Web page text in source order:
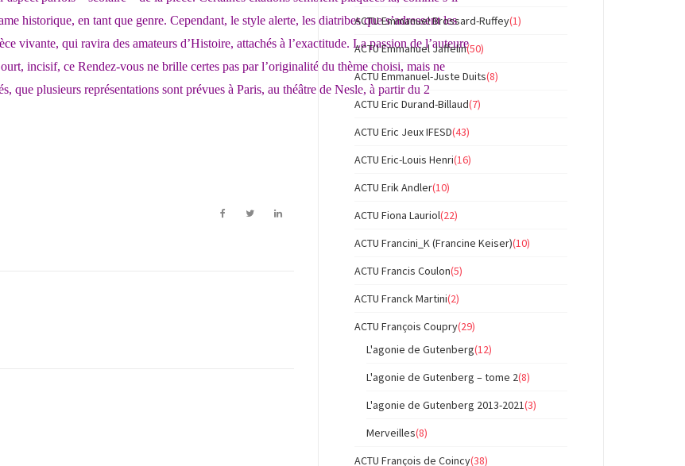
historique, en tant que genre. Cependant, le style alerte, les diatribes que s’adressent les
vivante, qui ravira des amateurs d’Histoire, attachés à l’exactitude. La passion de l’auteure
incisif, ce Rendez-vous ne brille certes pas par l’originalité du thème choisi, mais ne
que plusieurs représentations sont prévues à Paris, au théâtre de Nesle, à partir du 2
ACTU Emmanuel Brossard-Ruffey(1)
ACTU Emmanuel Jaffelin(50)
ACTU Emmanuel-Juste Duits(8)
ACTU Eric Durand-Billaud(7)
ACTU Eric Jeux IFESD(43)
ACTU Eric-Louis Henri(16)
ACTU Erik Andler(10)
ACTU Fiona Lauriol(22)
ACTU Francini_K (Francine Keiser)(10)
ACTU Francis Coulon(5)
ACTU Franck Martini(2)
ACTU François Coupry(29)
L'agonie de Gutenberg(12)
L'agonie de Gutenberg – tome 2(8)
L'agonie de Gutenberg 2013-2021(3)
Merveilles(8)
ACTU François de Coincy(38)